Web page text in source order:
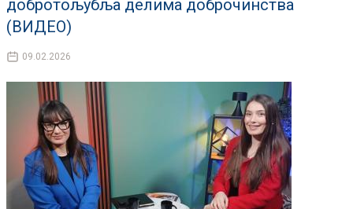
добротољубља делима доброчинства
(ВИДЕО)
09.02.2026